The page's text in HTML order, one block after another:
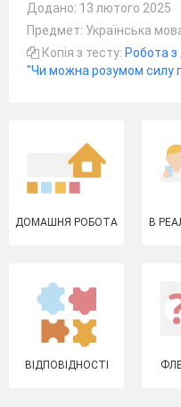
Додано: 13 лютого 2025
Предмет: Українська
Копія з тесту: Робота
"Чи можна розумом силу
ДОМАШНЯ РОБОТА В
ВІДПОВІДНОСТІ